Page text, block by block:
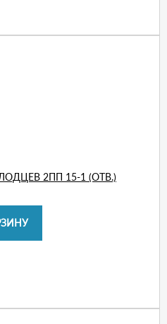
2ПП 15-1 (ОТВ.)